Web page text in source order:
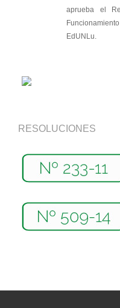
aprueba el
EdUNLu.
RESOLUCIONES